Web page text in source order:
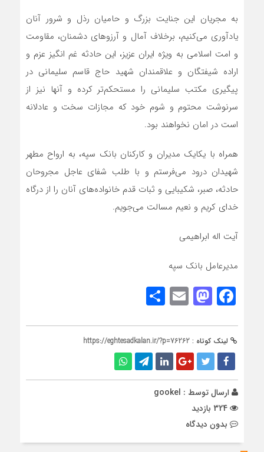
به مجریان این جنایت بزرگ و حامیان رذل و شرور آنان
یادآوری می‌کنیم، برخلاف آمال و آرزوهای دشمنان، مقاومت
و امت اسلامی به ویژه ایران عزیز، این حادثه غم انگیز عزم و
اراده شیفتگان و علاقمندان شهید حاج قاسم سلیمانی در
پیگیری مکتب سلیمانی را مستحکم‌تر کرده و آنها نیز از
سرنوشت محتوم و شوم خود که مجازات سخت و عادلانه
است در امان نخواهند بود.
همراه با یکایک مدیران و کارکنان بانک سپه، به ارواح مطهر
شهیدان درود می‌فرستم و با طلب شفای عاجل مجروحان
حادثه، صبر، شکیبایی و ثبات قدم خانواده‌های آنان را از درگاه
خدای کریم و نعیم مسالت می‌جویم.
آیت اله ابراهیمی
مدیرعامل بانک سپه
Facebook
Mastodon
Email
لینک کوتاه : https://eghtesadkalan.ir/?p=76262
ارسال توسط : gookel
بدون دیدگاه